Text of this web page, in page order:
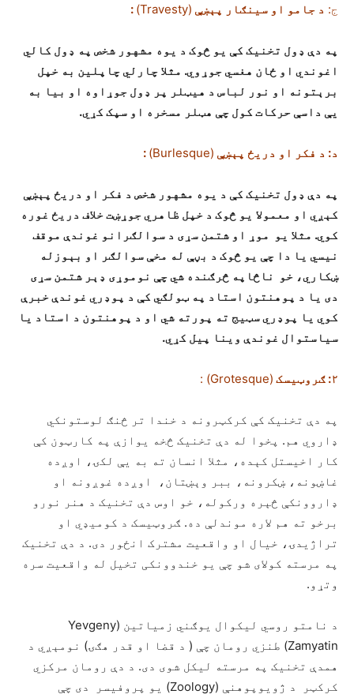
ج: د جامو او سينګار پېښې (Travesty)
:
په دې ډول تخنيک کې يو څوک د يوه مشهور شخص په ډول کالي
اغوندي او ځان هغسي جوړوي. مثلا چارلي چاپلين به خپل
برېتونه او نور لباس د هيټلر پر ډول جوړاوه او بيا به
يې داسې حرکات کول چې هټلر مسخره او سپک کړي.
د: د فکر او دريځ پېښې (Burlesque)
:
په دې ډول تخنيک کې د يوه مشهور شخص د فکر او دريځ پېښې
کېږي او معمولا يو څوک د خپل ظاهري جوړښت خلاف دريځ غوره
کوي. مثلا يو موړ او شتمن سړی د سوالګرانو غوندې موقف
نيسي يا دا چې يو څوک د بڼې له مخې سوالګر او بېوزله
ښکاري، خو ناڅاپه څرګنده شي چې نوموړی ډېر شتمن سړی
دی يا د پوهنتون استاد په ټولګي کې د پوډري غوندې خبرې
کوي يا پوډري سټيج ته پورته شي او د پوهنتون د استاد يا
سياستوال غوندې وينا پيل کړي.
۲: ګروټيسک (Grotesque) :
په دې تخنيک کې کرکټرونه د خندا تر څنګ لوستونکي
ډاروي هم. پخوا له دې تخنيک څخه يوازې په کارټون کې
کار اخيستل کېده، مثلا انسان ته به يې لکۍ، اوږده
غاښونه، ښکرونه، ببر وېښتان، اوږده غوږونه او
ډاروونکې څېره ورکوله، خو اوس دې تخنيک د هنر نورو
برخو ته هم لاره موندلې ده. ګروټيسک د کوميډي او
تراژيدۍ، خيال او واقعيت مشترک انځور دی. د دې تخنيک
په مرسته کولای شو چې يو خندوونکی تخيل له واقعيت سره
وتړو.
د نامتو روسي ليکوال يوګني زمياتين (Yevgeny
Zamyatin) طنزي رومان چې ( د قضا او قدر هګۍ) نومېږي د
همدې تخنيک په مرسته ليکل شوی دی. د دې رومان مرکزي
کرکټر د ژويوپوهنې (Zoology) يو پروفيسر دی چې